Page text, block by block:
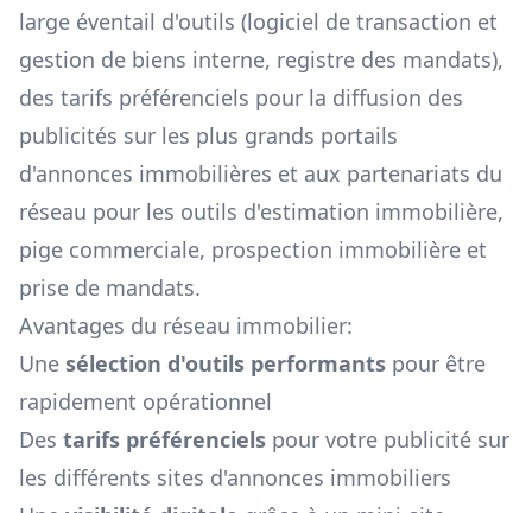
large éventail d'outils (logiciel de transaction et
gestion de biens interne, registre des mandats),
des tarifs préférenciels pour la diffusion des
publicités sur les plus grands portails
d'annonces immobilières et aux partenariats du
réseau pour les outils d'estimation immobilière,
pige commerciale, prospection immobilière et
prise de mandats.
Avantages du réseau immobilier:
Une sélection d'outils performants pour être
rapidement opérationnel
Des tarifs préférenciels pour votre publicité sur
les différents sites d'annonces immobiliers